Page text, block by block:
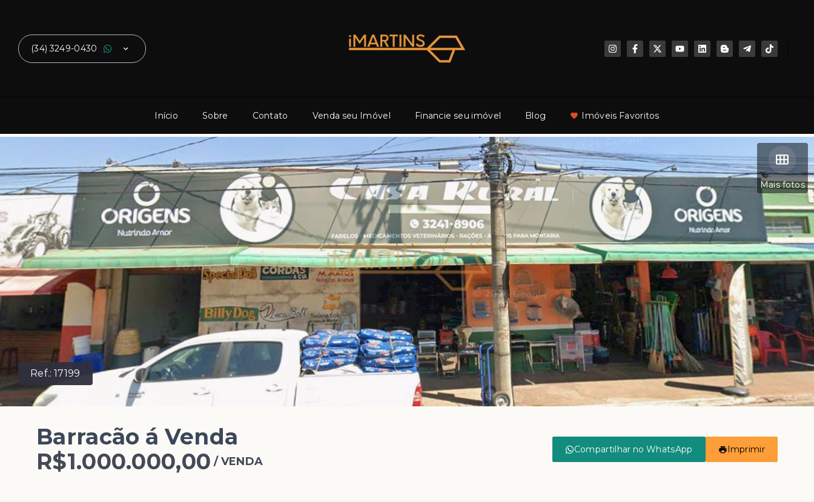
(34) 3249-0430
Início Sobre Contato Venda seu Imóvel Financie seu imóvel Blog Imóveis Favoritos
Ref.:17199
Mais fotos
Barracão á Venda
R$1.000.000,00 /VENDA
Compartilhar no WhatsApp Imprimir